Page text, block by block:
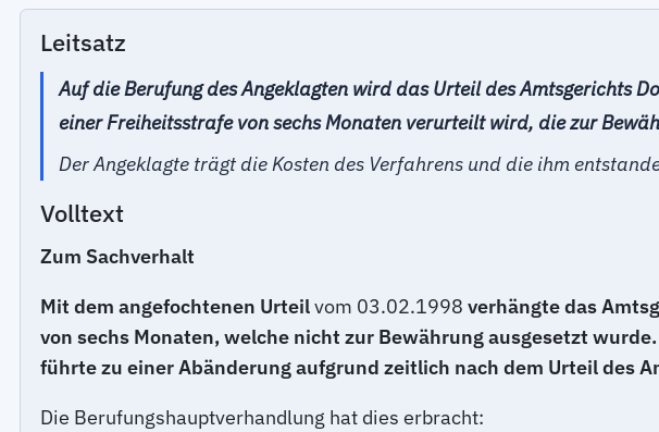
Leitsatz
Auf die Berufung des Angeklagten wird das Urteil des Amtsgerichts
einer Freiheitsstrafe von sechs Monaten verurteilt wird, die zur
Der Angeklagte trägt die Kosten des Verfahrens und die ihm
Volltext
Zum Sachverhalt
Mit dem angefochtenen Urteilvom 03.02.1998 verhängte das
von sechs Monaten, welche nicht zur Bewährung ausgesetzt
führte zu einer Abänderung aufgrund zeitlich nach dem Urteil des
Die Berufungshauptverhandlung hat dies erbracht: